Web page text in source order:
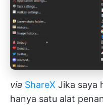
via ShareX Jika saya
hanya satu alat